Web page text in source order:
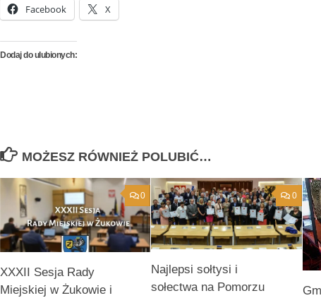
Facebook X
Dodaj do ulubionych:
MOŻESZ RÓWNIEŻ POLUBIĆ…
0
XXXII Sesja Rady
Miejskiej w Żukowie i
0
Najlepsi sołtysi i
sołectwa na Pomorzu